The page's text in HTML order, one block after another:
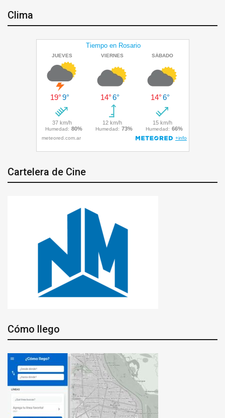
Clima
Cartelera de Cine
Cómo llego